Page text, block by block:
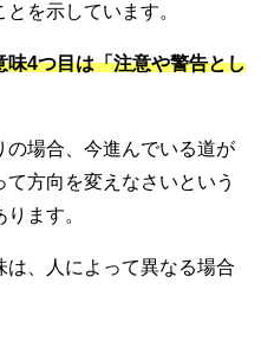
を示しています。
4つ目は「注意や警告とし
の場合、今進んでいる道が
方向を変えなさいという
ます。
、人によって異なる場合